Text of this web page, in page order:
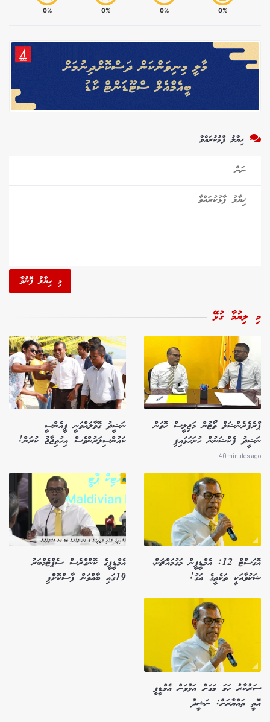
0%
0%
0%
0%
ޚިޔާލު ފާޅުކުރައްވާ
މި ހިޔާލު ފޮނުވާ'
މި ލިޔުމާ ގުޅޭ
ޕްރެފެރެންޝަލް ވޯޓުން މަޖިލީސް ހޮވަން
ނަޝީދު ފެކްޝަނުން ހުށަހަޅައިފި
40 minutes ago
ނަޝީދު ގޮވާލައްވަނީ ޕީއެންސީ
ކައުންސިލަރުންވެސް އިހުތިޖާޖު ކުރަން!
އޮގަސްޓް 12: އެމްޑީޕީން މަގުމައްޗަށް،
ޝަކުވާއަކީ ތަކެތީގެ އަގު!
އެމްޑީޕީގެ ކޮންގްރެސް ސެޕްޓެމްބަރު
19ގައި ބާއްވަން ފާސްކޮށްްފި
ސަރުކާރު ހަމަ މަގަށް އަޅުވަން އެމްޑީޕީ
އޮތީ ތައްޔާރަށް: ނަޝީދު